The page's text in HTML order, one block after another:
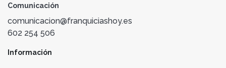
Comunicación
comunicacion@franquiciashoy.es
602 254 506
Información